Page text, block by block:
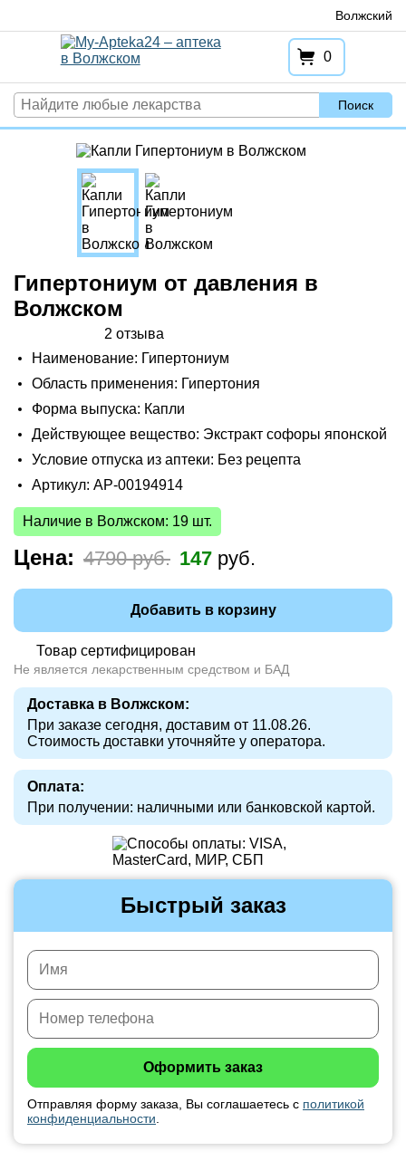
содержимому
Волжский
0
Поиск
Гипертониум от давления в
Волжском
2 отзыва
Наименование: Гипертониум
Область применения: Гипертония
Форма выпуска: Капли
Действующее вещество: Экстракт софоры японской
Условие отпуска из аптеки: Без рецепта
Артикул: AP-00194914
Наличие в Волжском: 19 шт.
Цена: 4790 руб. 147 руб.
Товар сертифицирован
Не является лекарственным средством и БАД
Доставка в Волжском:
При заказе сегодня, доставим от 11.08.26.
Стоимость доставки уточняйте у оператора.
Оплата:
При получении: наличными или банковской картой.
Добавить в корзину
Быстрый заказ
Отправляя форму заказа, Вы соглашаетесь с политикой
конфиденциальности